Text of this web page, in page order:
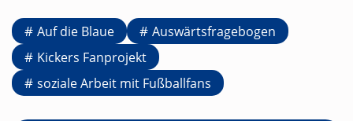
Auf die Blaue
Auswärtsfragebogen
Kickers Fanprojekt
soziale Arbeit mit Fußballfans